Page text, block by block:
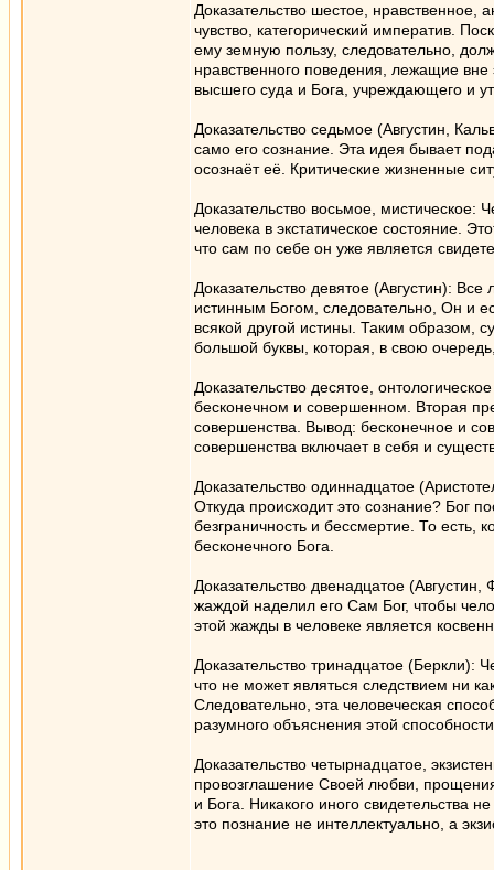
Доказательство шестое,
чувство, категорический императив.
ему земную пользу, следовательно,
нравственного поведения, лежащие
высшего суда и Бога, учреждающего и
Доказательство седьмое (Августин,
само его сознание. Эта идея бывает
осознаёт её. Критические жизненные
Доказательство восьмое, мистическое:
человека в экстатическое состояние.
что сам по себе он уже является
Доказательство девятое (Августин):
истинным Богом, следовательно, Он и
всякой другой истины. Таким образом,
большой буквы, которая, в свою
Доказательство десятое,
бесконечном и совершенном. Вторая
совершенства. Вывод: бесконечное и
совершенства включает в себя и
Доказательство одиннадцатое
Откуда происходит это сознание? Бог
безграничность и бессмертие. То есть,
бесконечного Бога.
Доказательство двенадцатое
жаждой наделил его Сам Бог, чтобы
этой жажды в человеке является
Доказательство тринадцатое (Беркли):
что не может являться следствием ни
Следовательно, эта человеческая
разумного объяснения этой
Доказательство четырнадцатое,
провозглашение Своей любви,
и Бога. Никакого иного свидетельства
это познание не интеллектуально, а